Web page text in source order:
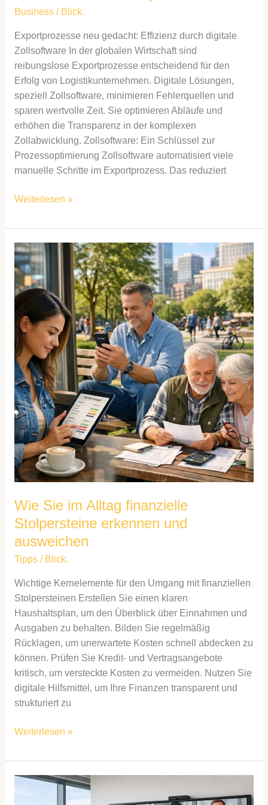
Business/ Blick.
Exportprozesse neu gedacht: Effizienz durch digitale
Zollsoftware In der globalen Wirtschaft sind
reibungslose Exportprozesse entscheidend für den
Erfolg von Logistikunternehmen. Digitale Lösungen,
speziell Zollsoftware, minimieren Fehlerquellen und
sparen wertvolle Zeit. Sie optimieren Abläufe und
erhöhen die Transparenz in der komplexen
Zollabwicklung. Zollsoftware: Ein Schlüssel zur
Prozessoptimierung Zollsoftware automatisiert viele
manuelle Schritte im Exportprozess. Das reduziert
Weiterlesen »
Wie Sie im Alltag finanzielle
Stolpersteine erkennen und
ausweichen
Tipps/ Blick.
Wichtige Kernelemente für den Umgang mit finanziellen
Stolpersteinen Erstellen Sie einen klaren
Haushaltsplan, um den Überblick über Einnahmen und
Ausgaben zu behalten. Bilden Sie regelmäßig
Rücklagen, um unerwartete Kosten schnell abdecken zu
können. Prüfen Sie Kredit- und Vertragsangebote
kritisch, um versteckte Kosten zu vermeiden. Nutzen Sie
digitale Hilfsmittel, um Ihre Finanzen transparent und
strukturiert zu
Wie
Sie
Alltag
finanzielle
Stolpersteine
erkennen
und
ausweichen
Weiterlesen »
Wenn